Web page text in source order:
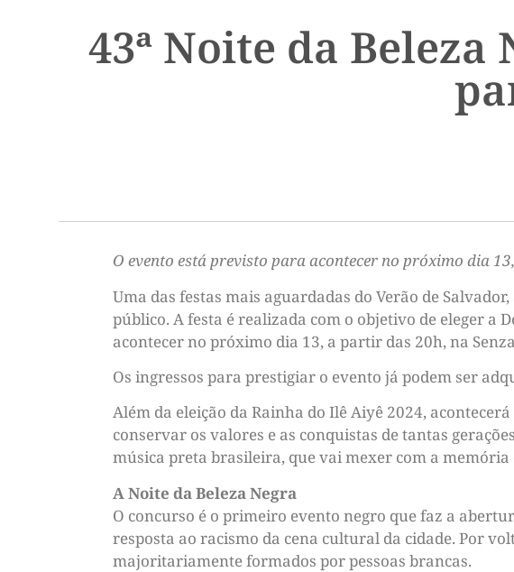
43ª Noite da
O evento está previsto para acontecer no próximo dia
Uma das festas mais aguardadas do Verão de
público. A festa é realizada com o objetivo de eleger a
acontecer no próximo dia 13, a partir das 20h, na
Os ingressos para prestigiar o evento já podem ser
Além da eleição da Rainha do Ilê Aiyê 2024,
conservar os valores e as conquistas de tantas
música preta brasileira, que vai mexer com a
A Noite da Beleza Negra
O concurso é o primeiro evento negro que faz a
resposta ao racismo da cena cultural da cidade. Por
majoritariamente formados por pessoas brancas.